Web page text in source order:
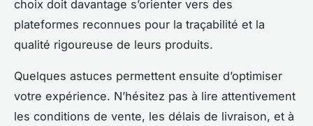
choix doit davantage s’orienter vers des
plateformes reconnues pour la traçabilité et la
qualité rigoureuse de leurs produits.
Quelques astuces permettent ensuite d’optimiser
votre expérience. N’hésitez pas à lire attentivement
les conditions de vente, les délais de livraison, et à